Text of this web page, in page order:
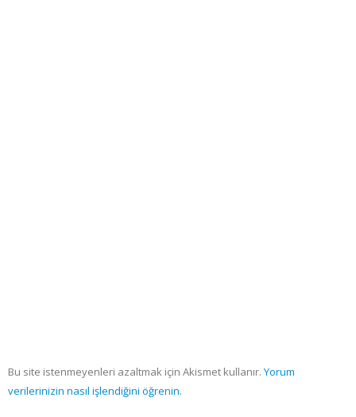
Bu site istenmeyenleri azaltmak için Akismet kullanır. Yorum
verilerinizin nasıl işlendiğini öğrenin.